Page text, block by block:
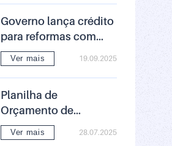
Governo lança crédito
para reformas com
juros baixos: entenda
as regras
Ver mais 19.09.2025
Planilha de
Orçamento de
Alvenaria Download
Ver mais 28.07.2025